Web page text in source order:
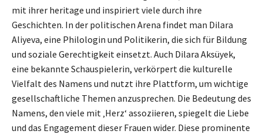
mit ihrer heritage und inspiriert viele durch ihre
Geschichten. In der politischen Arena findet man Dilara
Aliyeva, eine Philologin und Politikerin, die sich für Bildung
und soziale Gerechtigkeit einsetzt. Auch Dilara Aksüyek,
eine bekannte Schauspielerin, verkörpert die kulturelle
Vielfalt des Namens und nutzt ihre Plattform, um wichtige
gesellschaftliche Themen anzusprechen. Die Bedeutung des
Namens, den viele mit ‚Herz‘ assoziieren, spiegelt die Liebe
und das Engagement dieser Frauen wider. Diese prominente